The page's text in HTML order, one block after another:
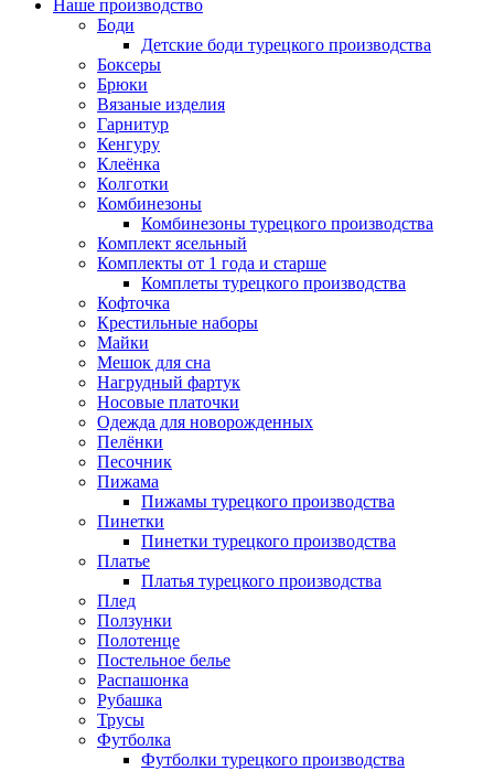
Наше производство
Боди
Детские боди турецкого производства
Боксеры
Брюки
Вязаные изделия
Гарнитур
Кенгуру
Клеёнка
Колготки
Комбинезоны
Комбинезоны турецкого производства
Комплект ясельный
Комплекты от 1 года и старше
Комплеты турецкого производства
Кофточка
Крестильные наборы
Майки
Мешок для сна
Нагрудный фартук
Носовые платочки
Одежда для новорожденных
Пелёнки
Песочник
Пижама
Пижамы турецкого производства
Пинетки
Пинетки турецкого производства
Платье
Платья турецкого производства
Плед
Ползунки
Полотенце
Постельное белье
Распашонка
Рубашка
Трусы
Футболка
Футболки турецкого производства